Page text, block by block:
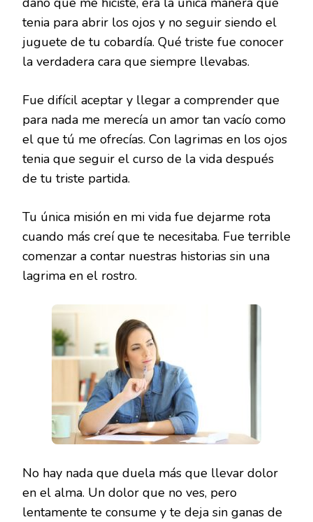
tenia para abrir los ojos y no seguir siendo el
juguete de tu cobardía. Qué triste fue conocer
la verdadera cara que siempre llevabas.
Fue difícil aceptar y llegar a comprender que
para nada me merecía un amor tan vacío como
el que tú me ofrecías. Con lagrimas en los ojos
tenia que seguir el curso de la vida después
de tu triste partida.
Tu única misión en mi vida fue dejarme rota
cuando más creí que te necesitaba. Fue terrible
comenzar a contar nuestras historias sin una
lagrima en el rostro.
No hay nada que duela más que llevar dolor
en el alma. Un dolor que no ves, pero
lentamente te consume y te deja sin ganas de